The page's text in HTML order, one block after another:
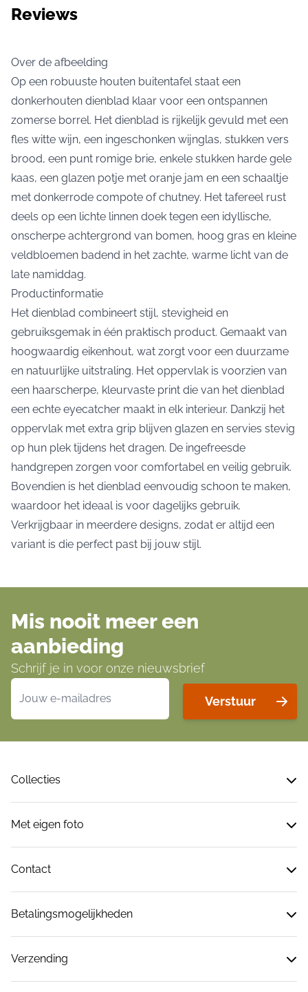
Reviews
Over de afbeelding
Op een robuuste houten buitentafel staat een
donkerhouten dienblad klaar voor een ontspannen
zomerse borrel. Het dienblad is rijkelijk gevuld met een
fles witte wijn, een ingeschonken wijnglas, stukken vers
brood, een punt romige brie, enkele stukken harde gele
kaas, een glazen potje met oranje jam en een schaaltje
met donkerrode compote of chutney. Het tafereel rust
deels op een lichte linnen doek tegen een idyllische,
onscherpe achtergrond van bomen, hoog gras en kleine
veldbloemen badend in het zachte, warme licht van de
late namiddag.
Productinformatie
Het dienblad combineert stijl, stevigheid en
gebruiksgemak in één praktisch product. Gemaakt van
hoogwaardig eikenhout, wat zorgt voor een duurzame
en natuurlijke uitstraling. Het oppervlak is voorzien van
een haarscherpe, kleurvaste print die van het dienblad
een echte eyecatcher maakt in elk interieur. Dankzij het
oppervlak met extra grip blijven glazen en servies stevig
op hun plek tijdens het dragen. De ingefreesde
handgrepen zorgen voor comfortabel en veilig gebruik.
Bovendien is het dienblad eenvoudig schoon te maken,
waardoor het ideaal is voor dagelijks gebruik.
Verkrijgbaar in meerdere designs, zodat er altijd een
variant is die perfect past bij jouw stijl.
Mis nooit meer een
aanbieding
Schrijf je in voor onze nieuwsbrief
E-mailadres
Verstuur
Collecties
Met eigen foto
Contact
Betalingsmogelijkheden
Verzending